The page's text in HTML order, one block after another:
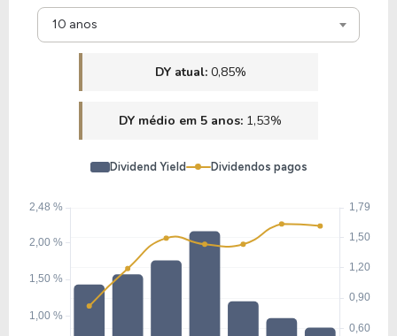
10 anos
DY atual: 0,85%
DY médio em 5 anos: 1,53%
Dividend Yield Dividendos pagos